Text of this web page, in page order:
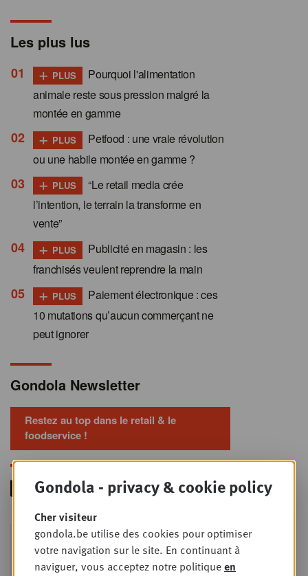
Les plus lus
+ PLUS
Pourquoi l'alimentation
animale reste sous pression malgré la
montée en gamme
+ PLUS
Petfood : une vraie révolution
ou une habile montée en gamme ?
+ PLUS
“Le retail media crée
l’intention, le terrain la transforme en
vente”
+ PLUS
Publicité en magasin : les
franchisés veulent reprendre la main
+ PLUS
Paiement électronique : ces
10 mutations qu’aucun commerçant ne
peut ignorer
Gondola Newsletter
Restez au top dans le retail & le
foodservice !
MER
9
SEPT
Foodservice - Joint
business planning
Intro to Negotiation: Succes aan de
Gondola - privacy & cookie policy
Cher visiteur
gondola.be utilise des cookies pour optimiser
votre navigation sur le site. En continuant à
naviguer, vous acceptez notre politiqueen